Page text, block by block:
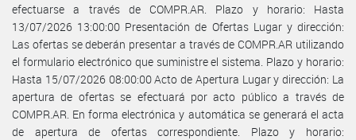
efectuarse a través de COMPR.AR. Plazo y horario: Hasta
13/07/2026 13:00:00 Presentación de Ofertas Lugar y dirección:
Las ofertas se deberán presentar a través de COMPR.AR utilizando
el formulario electrónico que suministre el sistema. Plazo y horario:
Hasta 15/07/2026 08:00:00 Acto de Apertura Lugar y dirección: La
apertura de ofertas se efectuará por acto público a través de
COMPR.AR. En forma electrónica y automática se generará el acta
de apertura de ofertas correspondiente. Plazo y horario: